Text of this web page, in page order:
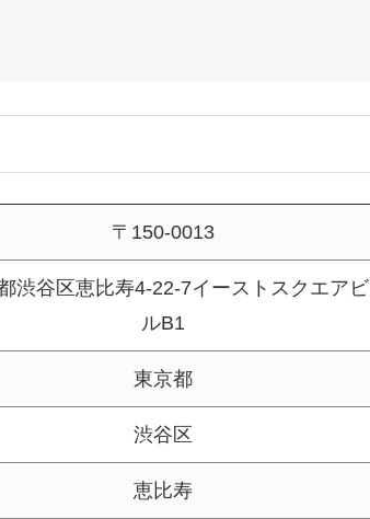
〒150-0013
渋谷区恵比寿4-22-7イーストスクエアビ
ルB1
東京都
渋谷区
恵比寿